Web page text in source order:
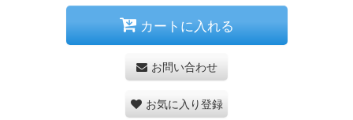
カートに入れる
お問い合わせ
お気に入り登録